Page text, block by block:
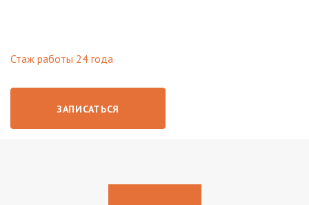
Стаж работы 24 года
ЗАПИСАТЬСЯ